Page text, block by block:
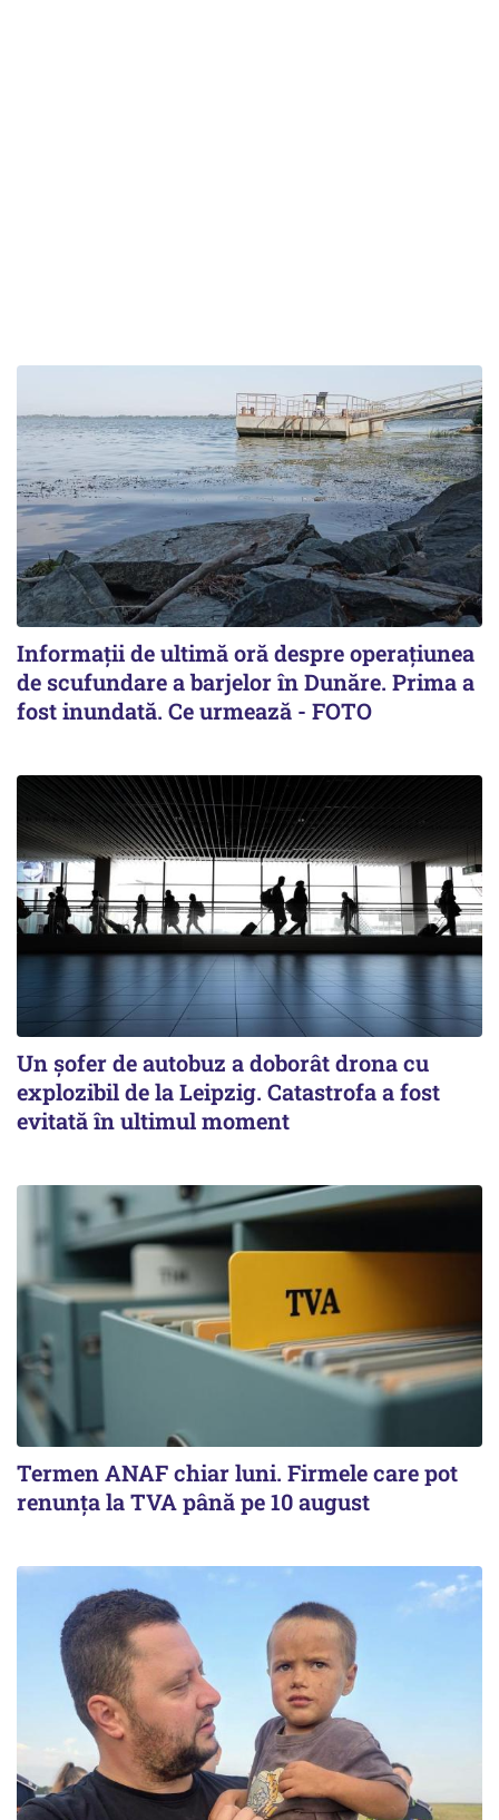
Informații de ultimă oră despre operațiunea
de scufundare a barjelor în Dunăre. Prima a
fost inundată. Ce urmează - FOTO
Un șofer de autobuz a doborât drona cu
explozibil de la Leipzig. Catastrofa a fost
evitată în ultimul moment
Termen ANAF chiar luni. Firmele care pot
renunța la TVA până pe 10 august